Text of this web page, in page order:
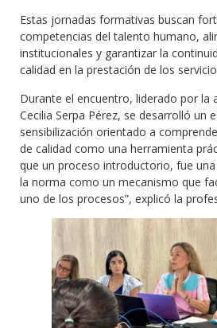
Estas jornadas formativas buscan
competencias del talento humano,
institucionales y garantizar la
calidad en la prestación de los
Durante el encuentro, liderado por la
Cecilia Serpa Pérez, se desarrolló un
sensibilización orientado a
de calidad como una herramienta
que un proceso introductorio, fue
la norma como un mecanismo que
uno de los procesos”, explicó la